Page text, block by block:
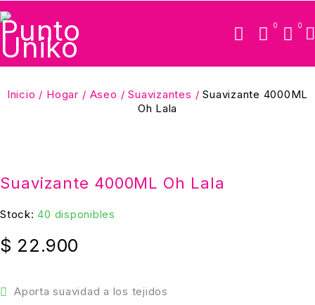
0 0
Inicio / Hogar / Aseo / Suavizantes / Suavizante 4000ML
Oh Lala
Suavizante 4000ML Oh Lala
Stock: 40 disponibles
Aporta suavidad a los tejidos
$ 22.900